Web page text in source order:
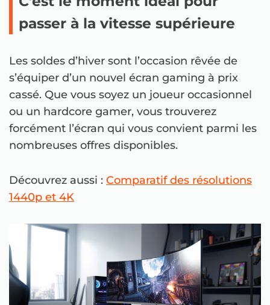
passer à la vitesse supérieure
Les soldes d’hiver sont l’occasion rêvée de
s’équiper d’un nouvel écran gaming à prix
cassé. Que vous soyez un joueur occasionnel
ou un hardcore gamer, vous trouverez
forcément l’écran qui vous convient parmi les
nombreuses offres disponibles.
Découvrez aussi : Comparatif des résolutions
1440p et 4K